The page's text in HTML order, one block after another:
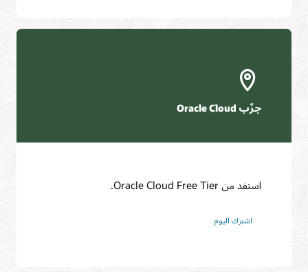
جرِّب Oracle Cloud
استفد من Oracle Cloud Free Tier.
اشترك اليوم